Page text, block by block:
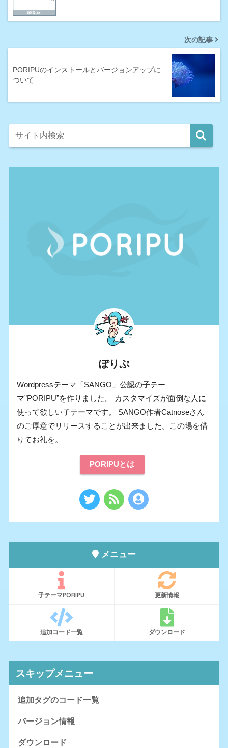
次の記事
PORIPUのインストールとバージョンアップに
ついて
ぽりぷ
Wordpressテーマ「SANGO」公認の子テー
マ”PORIPU”を作りました。 カスタマイズが面倒な人に
使って欲しい子テーマです。 SANGO作者Catnoseさん
のご厚意でリリースすることが出来ました。この場を借
りてお礼を。
PORIPUとは
メニュー
子テーマPORIPU 更新情報
追加コード一覧 ダウンロード
スキップメニュー
追加タグのコード一覧
バージョン情報
ダウンロード